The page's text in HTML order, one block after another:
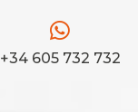
+34 605 732 732